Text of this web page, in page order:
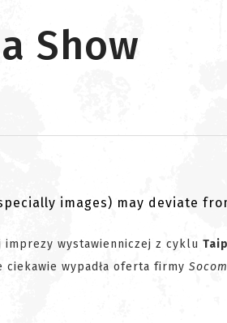
Show
images) may deviate
wystawienniczej z cyklu
ciekawie wypadła oferta firmy